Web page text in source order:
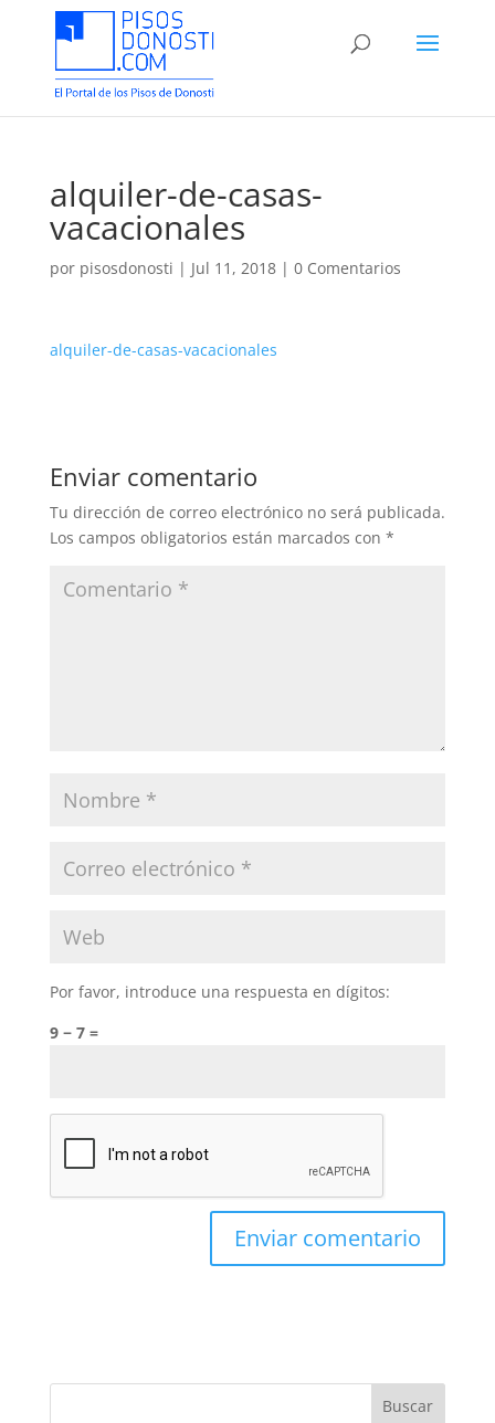
alquiler-de-casas-
vacacionales
por pisosdonosti | Jul 11, 2018| 0 Comentarios
alquiler-de-casas-vacacionales
Enviar comentario
Tu dirección de correo electrónico no será publicada.
Los campos obligatorios están marcados con *
Por favor, introduce una respuesta en dígitos:
9 − 7 =